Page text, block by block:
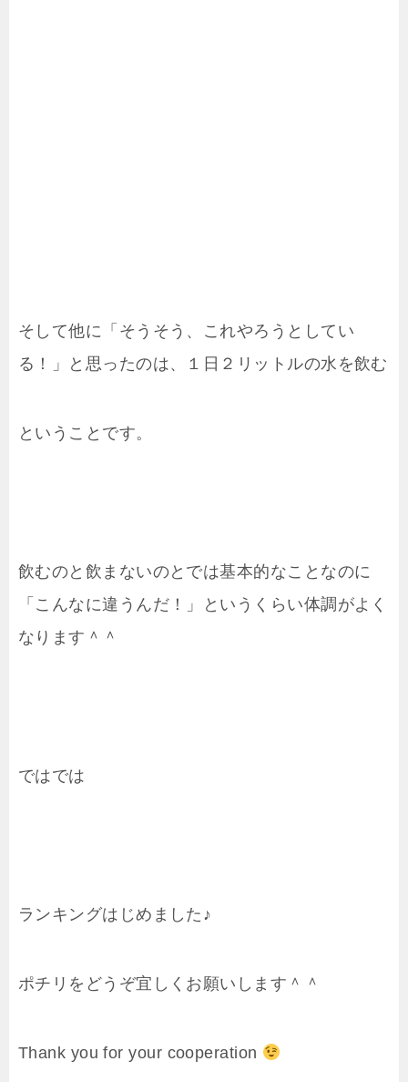
そして他に「そうそう、これやろうとしてい
る！」と思ったのは、１日２リットルの水を飲む
ということです。
飲むのと飲まないのとでは基本的なことなのに
「こんなに違うんだ！」というくらい体調がよく
なります＾＾
ではでは
ランキングはじめました♪
ポチリをどうぞ宜しくお願いします＾＾
Thank you for your cooperation